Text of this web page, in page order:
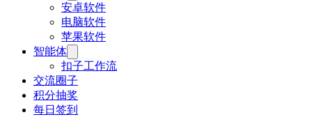
安卓软件
电脑软件
苹果软件
智能体
扣子工作流
交流圈子
积分抽奖
每日签到